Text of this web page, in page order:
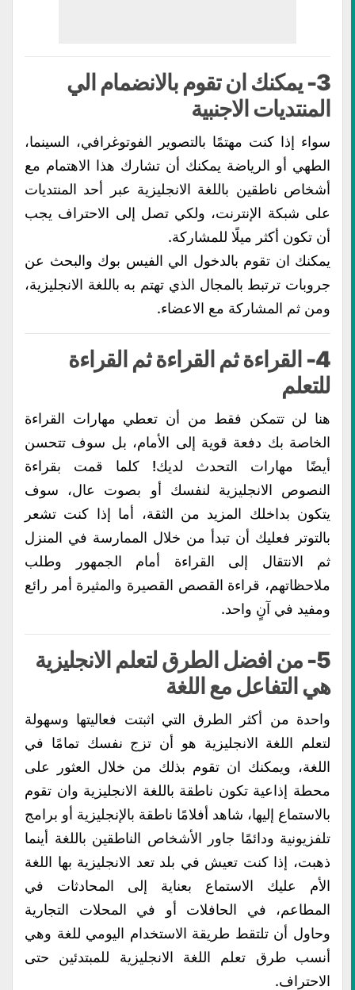
3- يمكنك ان تقوم بالانضمام الي
المنتديات الاجنبية
سواء إذا كنت مهتمًا بالتصوير الفوتوغرافي، السينما،
الطهي أو الرياضة يمكنك أن تشارك هذا الاهتمام مع
أشخاص ناطقين باللغة الانجليزية عبر أحد المنتديات
على شبكة الإنترنت، ولكي تصل إلى الاحتراف يجب
أن تكون أكثر ميلًا للمشاركة.
يمكنك ان تقوم بالدخول الي الفيس بوك والبحث عن
جروبات ترتبط بالمجال الذي تهتم به باللغة الانجليزية،
ومن ثم المشاركة مع الاعضاء.
4- القراءة ثم القراءة ثم القراءة
للتعلم
هنا لن تتمكن فقط من أن تعطي مهارات القراءة
الخاصة بك دفعة قوية إلى الأمام، بل سوف تتحسن
أيضًا مهارات التحدث لديك! كلما قمت بقراءة
النصوص الانجليزية لنفسك أو بصوت عال، سوف
يتكون بداخلك المزيد من الثقة، أما إذا كنت تشعر
بالتوتر فعليك أن تبدأ من خلال الممارسة في المنزل
ثم الانتقال إلى القراءة أمام الجمهور وطلب
ملاحظاتهم، قراءة القصص القصيرة والمثيرة أمر رائع
ومفيد في آنٍ واحد.
5- من افضل الطرق لتعلم الانجليزية
هي التفاعل مع اللغة
واحدة من أكثر الطرق التي اثبتت فعاليتها وسهولة
لتعلم اللغة الانجليزية هو أن تزج نفسك تمامًا في
اللغة، ويمكنك ان تقوم بذلك من خلال العثور على
محطة إذاعية تكون ناطقة باللغة الانجليزية وان تقوم
بالاستماع إليها، شاهد أفلامًا ناطقة بالإنجليزية أو برامج
تلفزيونية ودائمًا جاور الأشخاص الناطقين باللغة أينما
ذهبت، إذا كنت تعيش في بلد تعد الانجليزية بها اللغة
الأم عليك الاستماع بعناية إلى المحادثات في
المطاعم، في الحافلات أو في المحلات التجارية
وحاول أن تلتقط طريقة الاستخدام اليومي للغة وهي
أنسب طرق تعلم اللغة الانجليزية للمبتدئين حتى
الاحتراف.